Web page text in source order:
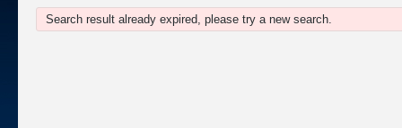
Search result already expired, please try a new search.